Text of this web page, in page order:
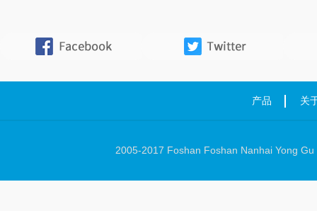
产品 关
2005-2017 Foshan Foshan Nanhai Yong